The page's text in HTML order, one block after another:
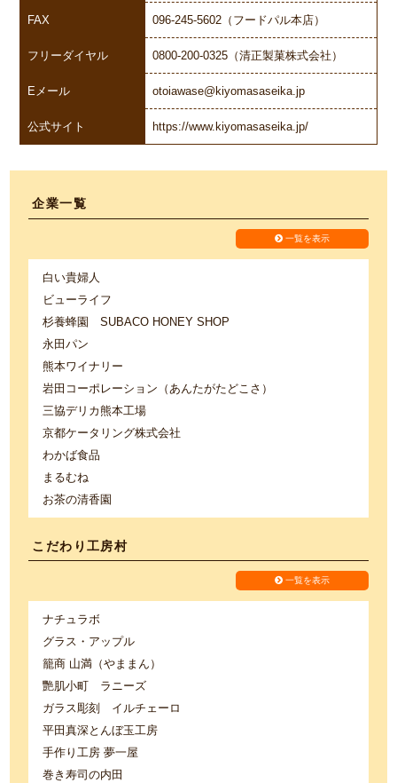
FAX 096-245-5602（フードパル本店）
フリーダイヤル 0800-200-0325（清正製菓株式会社）
Eメール otoiawase@kiyomasaseika.jp
公式サイト https://www.kiyomasaseika.jp/
企業一覧
一覧を表示
白い貴婦人
ビューライフ
杉養蜂園 SUBACO HONEY SHOP
永田パン
熊本ワイナリー
岩田コーポレーション（あんたがたどこさ）
三協デリカ熊本工場
京都ケータリング株式会社
わかば食品
まるむね
お茶の清香園
こだわり工房村
一覧を表示
ナチュラボ
グラス・アップル
籠商 山満（やままん）
艷肌小町 ラニーズ
ガラス彫刻 イルチェーロ
平田真深とんぼ玉工房
手作り工房 夢一屋
巻き寿司の内田